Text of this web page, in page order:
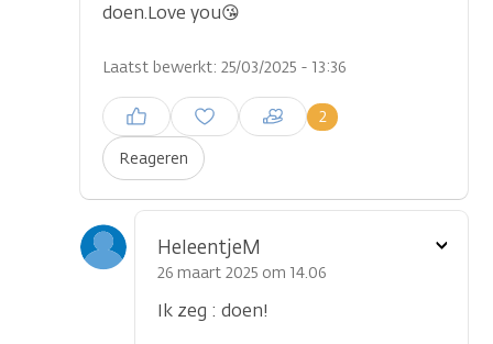
doen.Love you😘
Laatst bewerkt: 25/03/2025 - 13:36
Reageren
2
Inloggen om een reactie te
plaatsen
HeleentjeM
26 maart 2025 om 14.06
Ik zeg : doen!
Toon